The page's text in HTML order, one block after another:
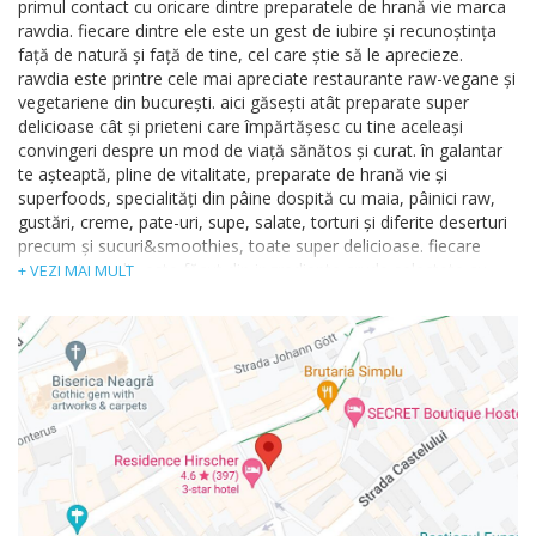
primul contact cu oricare dintre preparatele de hrană vie marca
rawdia. fiecare dintre ele este un gest de iubire şi recunoştinţa
faţă de natură şi faţă de tine, cel care ştie să le aprecieze.
rawdia este printre cele mai apreciate restaurante raw-vegane și
vegetariene din bucurești. aici găseşti atât preparate super
delicioase cât şi prieteni care împărtăşesc cu tine aceleaşi
convingeri despre un mod de viaţă sănătos şi curat. în galantar
te aşteaptă, pline de vitalitate, preparate de hrană vie şi
superfoods, specialităţi din pâine dospită cu maia, pâinici raw,
gustări, creme, pate-uri, supe, salate, torturi și diferite deserturi
precum și sucuri&smoothies, toate super delicioase. fiecare
preparat rawdia este făcut din ingrediente crude selectate cu
nealterate vitaminele, mineralele şi proteinele din conţinut.
+ VEZI MAI MULT